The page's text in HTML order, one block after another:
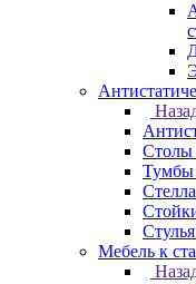
Столы
Тумбы
Мебель к